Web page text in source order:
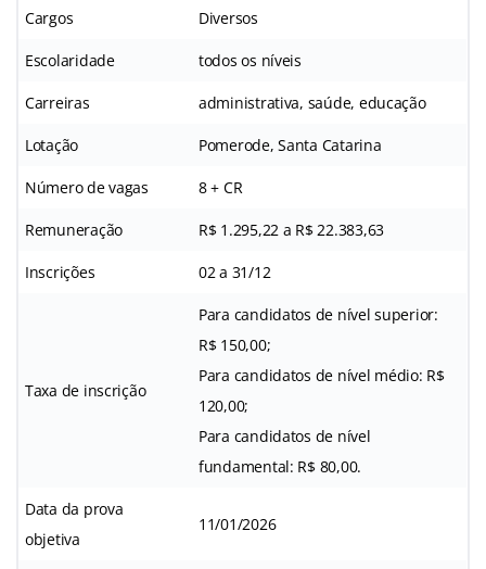
Cargos Diversos
Escolaridade todos os níveis
Carreiras administrativa, saúde, educação
Lotação Pomerode, Santa Catarina
Número de vagas 8 + CR
Remuneração R$ 1.295,22 a R$ 22.383,63
Inscrições 02 a 31/12
Taxa de inscrição
Para candidatos de nível superior:
R$ 150,00;
Para candidatos de nível médio: R$
120,00;
Para candidatos de nível
fundamental: R$ 80,00.
Data da prova
objetiva
11/01/2026